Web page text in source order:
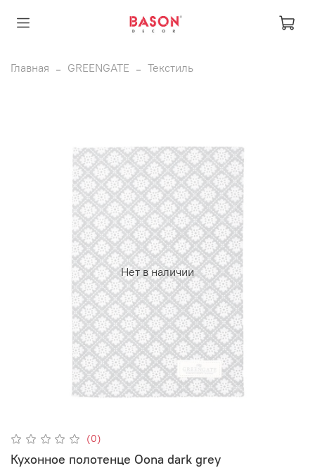
Главная GREENGATE Текстиль
Нет в наличии
(0)
Кухонное полотенце Oona dark grey